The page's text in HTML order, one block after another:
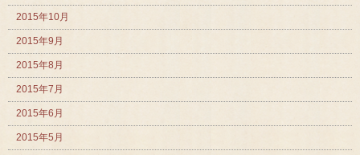
2015年10月
2015年9月
2015年8月
2015年7月
2015年6月
2015年5月